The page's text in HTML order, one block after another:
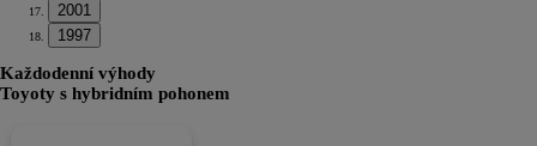
2001
1997
Každodenní výhody
Toyoty s hybridním pohonem